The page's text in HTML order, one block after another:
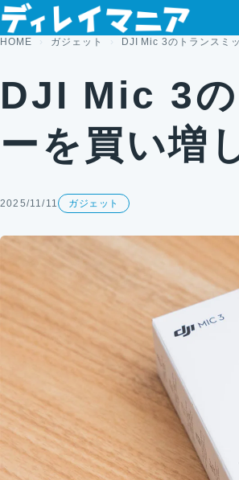
コンテンツへスキップ
HOME ガジェット DJI Mic 3のトランスミ
DJI Mic 3の
ーを買い増
2025/11/11 ガジェット